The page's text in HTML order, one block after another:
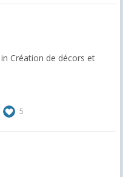
Création de décors et
5